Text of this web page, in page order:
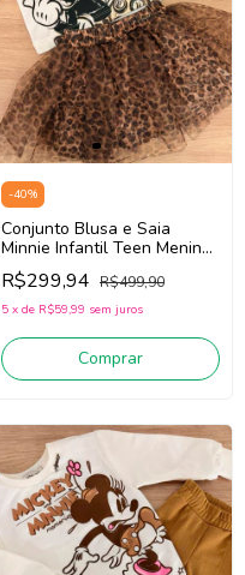
-40%
Conjunto Blusa e Saia
Minnie Infantil Teen Menina
Animé N5647 (Off
White/Marrom)
R$299,94 R$499,90
5 x de R$59,99 sem juros
Comprar